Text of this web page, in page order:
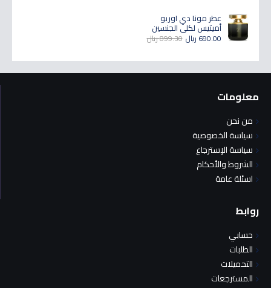
عطر مونا دي اوريو
أميتيس لكلى الجنسين
690.00 ريال 899.30 ريال
معلومات
من نحن
سياسة الخصوصية
سياسة الإسترجاع
الشروط والأحكام
اسئلة عامة
روابط
حسابي
الطلبات
التحميلات
المسترجعات